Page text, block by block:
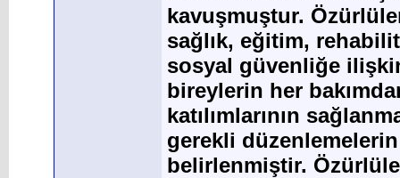
kavuşmuştur.
sağlık, eğitim,
sosyal güvenliğe
bireylerin her
katılımlarının
gerekli düzenlemelerin
belirlenmiştir.